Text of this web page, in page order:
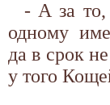
- А за то,
одному
да в срок
у того